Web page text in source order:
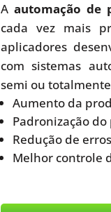
A automação de
cada vez mais
aplicadores
com sistemas
semi ou
Aumento da
Padronização do
Redução de
Melhor controle